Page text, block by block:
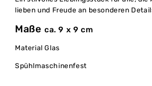
lieben und Freude an besonderen
Maße ca. 9 x 9 cm
Material Glas
Spühlmaschinenfest